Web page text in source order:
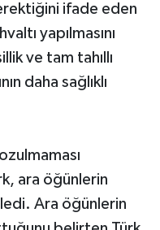
ifade eden
yapılmasını
ve tam tahıllı
daha sağlıklı
ara öğünlerin
Ara öğünlerin